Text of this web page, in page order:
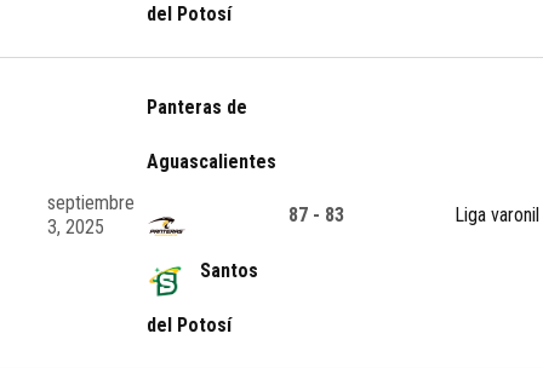
del Potosí
septiembre
3, 2025
Panteras de
Aguascalientes
Santos
del Potosí
87 - 83 Liga varonil